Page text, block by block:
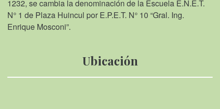
1232, se cambia la denominación de la Escuela E.N.E.T.
N° 1 de Plaza Huincul por E.P.E.T. N° 10 “Gral. Ing.
Enrique Mosconi”.
Ubicación